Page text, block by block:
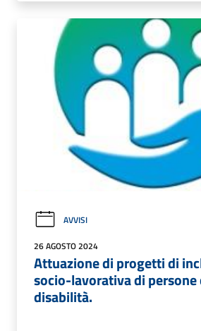
AVVISI
26 AGOSTO 2024
Attuazione di progetti di
socio-lavorativa di persone
disabilità.